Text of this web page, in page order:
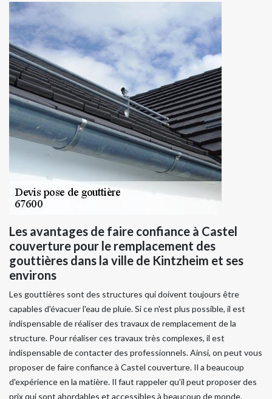
Les avantages de faire confiance à Castel
couverture pour le remplacement des
gouttières dans la ville de Kintzheim et ses
environs
Les gouttières sont des structures qui doivent toujours être
capables d'évacuer l'eau de pluie. Si ce n'est plus possible, il est
indispensable de réaliser des travaux de remplacement de la
structure. Pour réaliser ces travaux très complexes, il est
indispensable de contacter des professionnels. Ainsi, on peut vous
proposer de faire confiance à Castel couverture. Il a beaucoup
d'expérience en la matière. Il faut rappeler qu'il peut proposer des
prix qui sont abordables et accessibles à beaucoup de monde.